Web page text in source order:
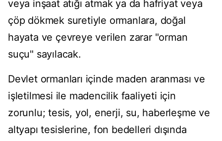
veya inşaat atığı atmak ya da hafriyat veya
çöp dökmek suretiyle ormanlara, doğal
hayata ve çevreye verilen zarar "orman
suçu" sayılacak.
Devlet ormanları içinde maden aranması ve
işletilmesi ile madencilik faaliyeti için
zorunlu; tesis, yol, enerji, su, haberleşme ve
altyapı tesislerine, fon bedelleri dışında